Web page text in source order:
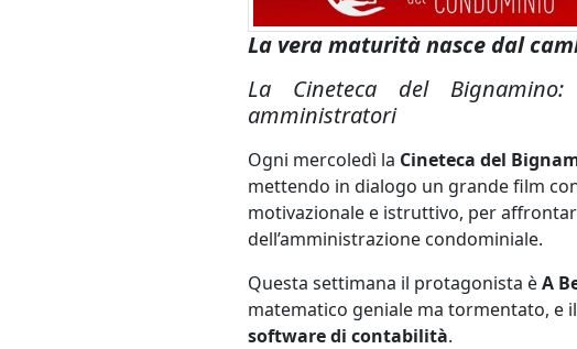
La vera maturità nasce dal
La Cineteca del
amministratori
Ogni mercoledì la Cineteca del
mettendo in dialogo un grande film
motivazionale e istruttivo, per
dell’amministrazione condominiale.
Questa settimana il protagonista èA
matematico geniale ma tormentato, e il
software di contabilità.